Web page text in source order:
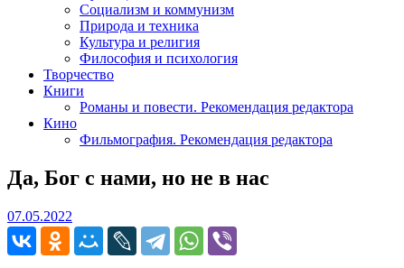
Социализм и коммунизм
Природа и техника
Культура и религия
Философия и психология
Творчество
Книги
Романы и повести. Рекомендация редактора
Кино
Фильмография. Рекомендация редактора
Да, Бог с нами, но не в нас
07.05.2022